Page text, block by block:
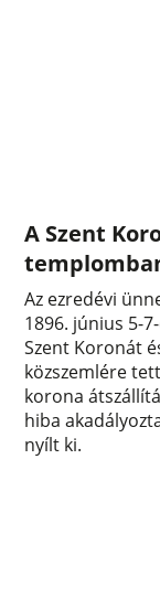
A Szent
Az ezredévi
1896. június 5-
Szent Koronát
közszemlére
korona
hiba
nyílt ki.